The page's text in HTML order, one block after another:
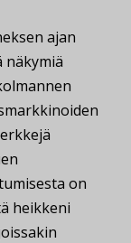
ajan
on
heikkeni